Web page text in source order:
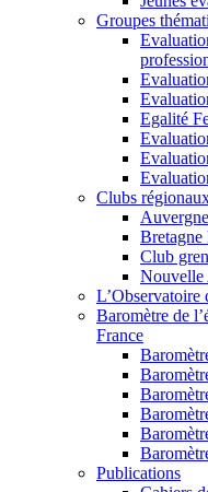
Groupes
Egalité
Clubs
Bretagne
Club
Nouvelle
L’Observatoire
Baromètre de
France
Publications